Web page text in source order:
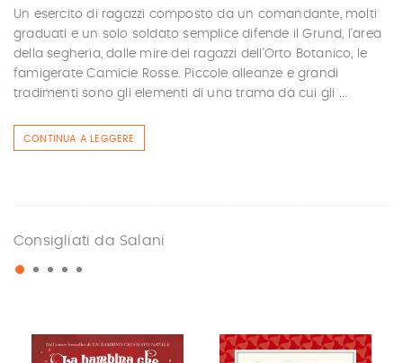
Un esercito di ragazzi composto da un comandante, molti
graduati e un solo soldato semplice difende il Grund, l'area
della segheria, dalle mire dei ragazzi dell'Orto Botanico, le
famigerate Camicie Rosse. Piccole alleanze e grandi
tradimenti sono gli elementi di una trama da cui gli ...
CONTINUA A LEGGERE
Consigliati da Salani